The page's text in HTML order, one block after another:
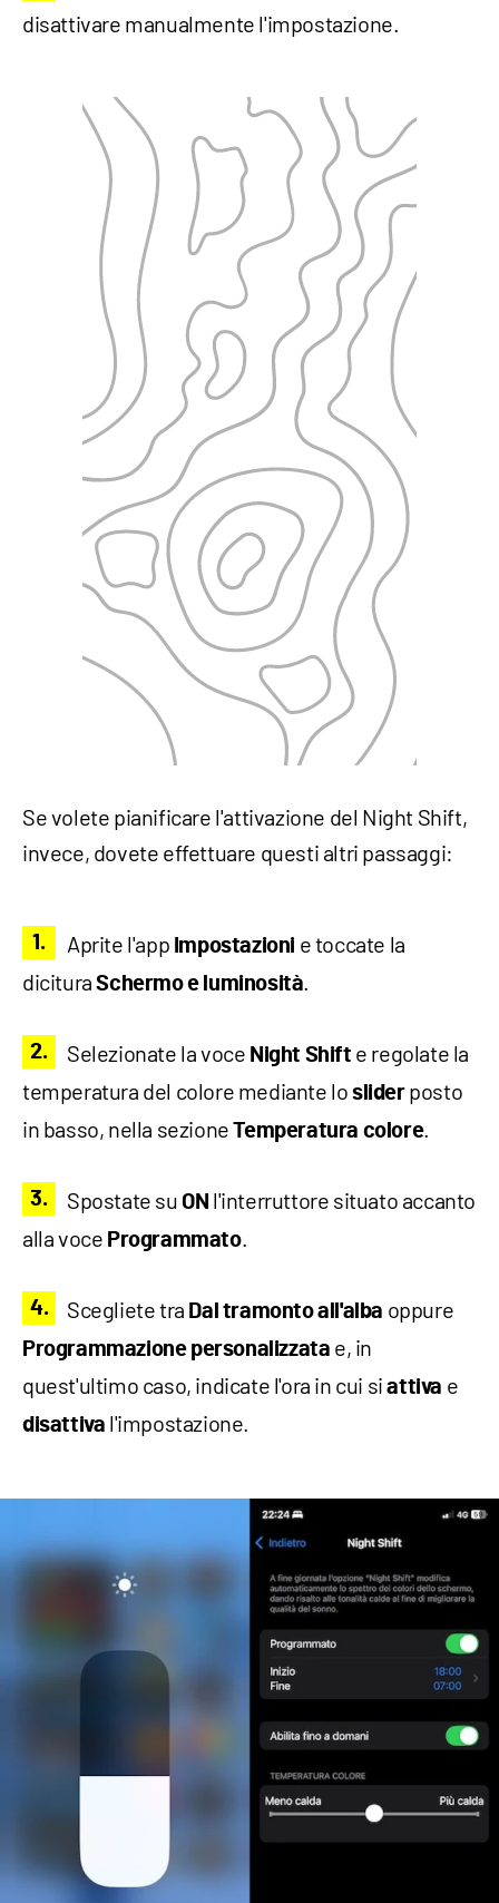
disattivare manualmente l'impostazione.
Se volete pianificare l'attivazione del Night Shift,
invece, dovete effettuare questi altri passaggi:
Aprite l'app Impostazioni e toccate la
dicituraSchermo e luminosità.
Selezionate la voce Night Shift e regolate la
temperatura del colore mediante losliderposto
in basso, nella sezioneTemperatura colore.
Spostate su ON l'interruttore situato accanto
alla voce Programmato.
Scegliete tra Dal tramonto all'alba oppure
Programmazione personalizzata e, in
quest'ultimo caso, indicate l'ora in cui siattiva e
disattiva l'impostazione.